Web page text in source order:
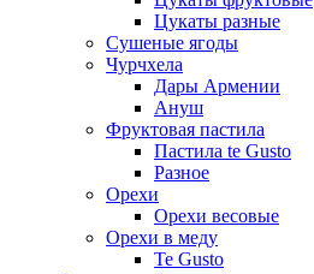
Цукаты разные
Сушеные ягоды
Чурчхела
Дары Армении
Ануш
Фруктовая пастила
Пастила te Gusto
Разное
Орехи
Орехи весовые
Орехи в меду
Te Gusto